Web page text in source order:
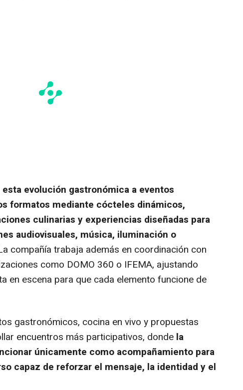
esta evolución gastronómica a eventos
formatos mediante cócteles dinámicos,
culinarias y experiencias diseñadas para
audiovisuales, música, iluminación o
compañía trabaja además en coordinación con
como DOMO 360 o IFEMA, ajustando
en escena para que cada elemento funcione de
gastronómicos, cocina en vivo y propuestas
encuentros más participativos, donde la
únicamente como acompañamiento para
capaz de reforzar el mensaje, la identidad y el